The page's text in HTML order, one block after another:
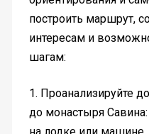
построить маршрут,
интересам и
шагам:
1. Проанализируйте
до монастыря